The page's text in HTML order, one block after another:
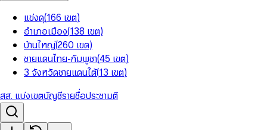
แข่งดุ(166 เขต)
อำเภอเมือง(138 เขต)
บ้านใหญ่(260 เขต)
ชายแดนไทย-กัมพูชา(45 เขต)
3 จังหวัดชายแดนใต้(13 เขต)
สส. แบ่งเขตบัญชีรายชื่อประชามติ